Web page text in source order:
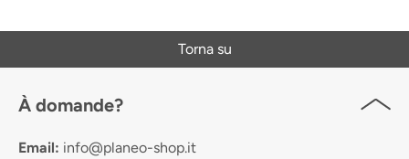
Torna su
À domande?
Email: info@planeo-shop.it